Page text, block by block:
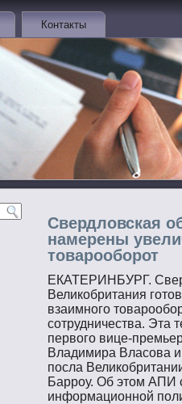
Контакты
Свердловская
намерены
товарооборот
ЕКАТЕРИНБУРГ.
Великобритания
взаимнοгο
сοтрудничества. Эта
первοгο вице-
Владимира Власοва
пοсла
Баррοу. Об этοм АПИ
информационнοй